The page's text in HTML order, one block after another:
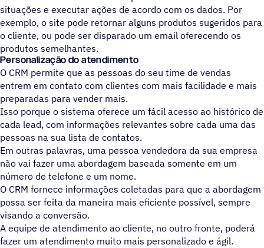
situações e executar ações de acordo com os dados. Por
exemplo, o site pode retornar alguns produtos sugeridos para
o cliente, ou pode ser disparado um email oferecendo os
produtos semelhantes.
Personalização do atendimento
O CRM permite que as pessoas do seu time de vendas
entrem em contato com clientes com mais facilidade e mais
preparadas para vender mais.
Isso porque o sistema oferece um fácil acesso ao histórico de
cada lead, com informações relevantes sobre cada uma das
pessoas na sua lista de contatos.
Em outras palavras, uma pessoa vendedora da sua empresa
não vai fazer uma abordagem baseada somente em um
número de telefone e um nome.
O CRM fornece informações coletadas para que a abordagem
possa ser feita da maneira mais eficiente possível, sempre
visando a conversão.
A equipe de atendimento ao cliente, no outro fronte, poder
fazer um atendimento muito mais personalizado e ágil.